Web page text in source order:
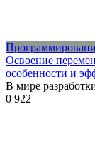
Освоение
особенности и
В мире
0 922